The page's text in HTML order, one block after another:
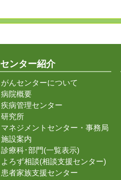
センター紹介
がんセンターについて
病院概要
疾病管理センター
研究所
マネジメントセンター・事務局
施設案内
診療科･部門(一覧表示)
よろず相談(相談支援センター)
患者家族支援センター